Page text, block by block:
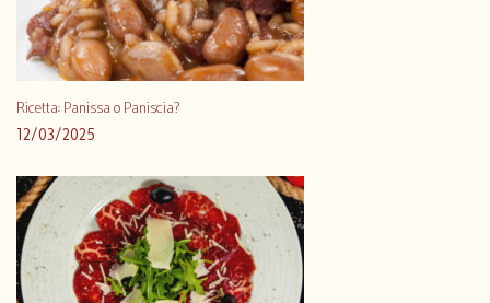
Ricetta: Panissa o Paniscia?
12/03/2025